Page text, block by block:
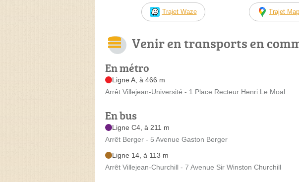
Trajet Waze Trajet
Venir en transports en
En métro
Ligne A, à 466 m
Arrêt Villejean-Université - 1 Place Recteur Henri Le Moal
En bus
Ligne C4, à 211 m
Arrêt Berger - 5 Avenue Gaston Berger
Ligne 14, à 113 m
Arrêt Villejean-Churchill - 7 Avenue Sir Winston Churchill